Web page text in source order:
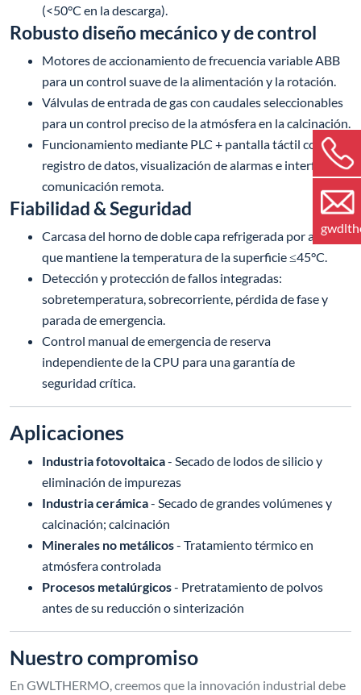
(<50°C en la descarga).
Robusto diseño mecánico y de control
Motores de accionamiento de frecuencia variable ABB
para un control suave de la alimentación y la rotación.
Válvulas de entrada de gas con caudales seleccionables
para un control preciso de la atmósfera en la calcinación.
Funcionamiento mediante PLC + pantalla táctil con
registro de datos, visualización de alarmas e interfaz de
comunicación remota.
Fiabilidad & Seguridad
Carcasa del horno de doble capa refrigerada por aire
que mantiene la temperatura de la superficie ≤45°C.
Detección y protección de fallos integradas:
sobretemperatura, sobrecorriente, pérdida de fase y
parada de emergencia.
Control manual de emergencia de reserva
independiente de la CPU para una garantía de
seguridad crítica.
Aplicaciones
Industria fotovoltaica- Secado de lodos de silicio y
eliminación de impurezas
Industria cerámica- Secado de grandes volúmenes y
calcinación; calcinación
Minerales no metálicos- Tratamiento térmico en
atmósfera controlada
Procesos metalúrgicos- Pretratamiento de polvos
antes de su reducción o sinterización
Nuestro compromiso
En GWLTHERMO, creemos que la innovación industrial debe